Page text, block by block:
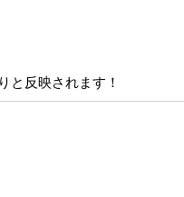
と反映されます！